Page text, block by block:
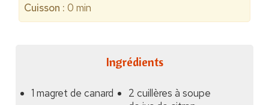
Cuisson : 0 min
Ingrédients
1 magret de canard
2 cuillères à soupe